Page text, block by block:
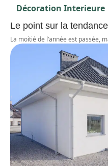
Décoration Interieure
Le point sur la
La moitié de l’année est passée,